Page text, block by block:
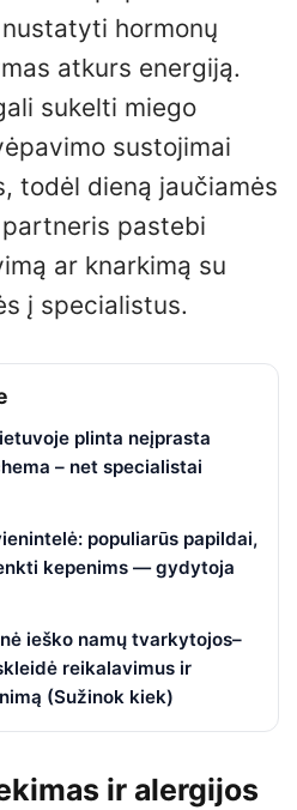
hormonų
atkurs energiją.
sukelti miego
sustojimai
todėl dieną jaučiamės
pastebi
ar knarkimą su
į specialistus.
plinta neįprasta
– net specialistai
populiarūs papildai,
kepenims — gydytoja
ieško namų tvarkytojos–
reikalavimus ir
(Sužinok kiek)
ir alergijos